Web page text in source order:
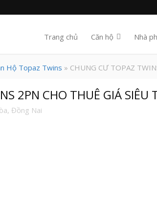
Trang chủ Căn hộ Nhà
Hộ Topaz Twins » CHUNG CƯ TOPAZ
2PN CHO THUÊ GIÁ SIÊU
Đồng Nai